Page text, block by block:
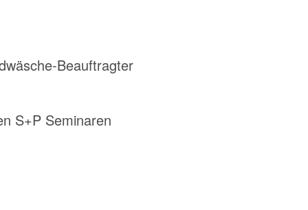
Beauftragter
S+P Seminaren